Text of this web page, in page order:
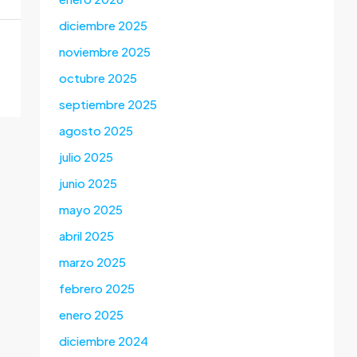
diciembre 2025
noviembre 2025
octubre 2025
septiembre 2025
agosto 2025
julio 2025
junio 2025
mayo 2025
abril 2025
marzo 2025
febrero 2025
enero 2025
diciembre 2024